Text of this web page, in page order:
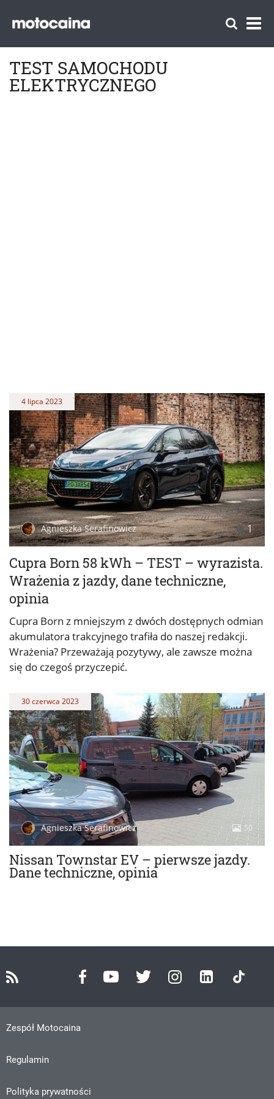
TEST SAMOCHODU
ELEKTRYCZNEGO
Cupra Born 58 kWh – TEST – wyrazista.
Wrażenia z jazdy, dane techniczne,
opinia
4 lipca 2023
Agnieszka Serafinowicz 1
Cupra Born z mniejszym z dwóch dostępnych odmian
akumulatora trakcyjnego trafiła do naszej redakcji.
Wrażenia? Przeważają pozytywy, ale zawsze można
się do czegoś przyczepić.
Nissan Townstar EV – pierwsze jazdy.
Dane techniczne, opinia
30 czerwca 2023
Agnieszka Serafinowicz 50
Zespół Motocaina
Regulamin
Polityka prywatności